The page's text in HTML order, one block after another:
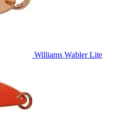
Williams Wabler Lite